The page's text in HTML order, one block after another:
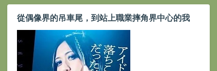
從偶像界的吊車尾，到站上職業摔角界中心的我